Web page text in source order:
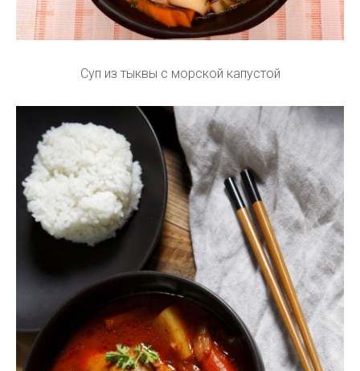
Суп из тыквы с морской капустой